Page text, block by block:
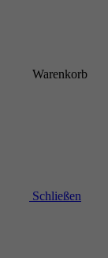
Warenkorb
Schließen